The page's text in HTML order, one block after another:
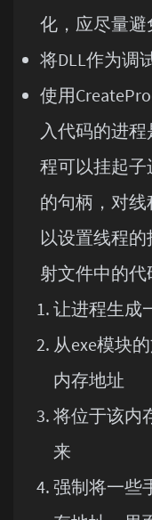
化，应尽量避
将DLL作为调
使用
入代码的进
程可以挂起
的句柄，对
以设置线程
射文件中的代
让进程生成
从exe模块
内存地址
将位于该内
来
强制将一些